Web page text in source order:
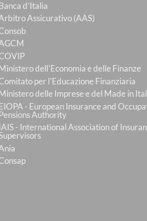
d’Italia
Assicurativo (AAS)
dell'Economia e delle Finanze
per l'Educazione Finanziaria
delle Imprese e del Made in
- European Insurance and
Authority
IAIS - International Association of